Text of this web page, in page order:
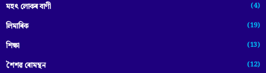
মহৎ লোকৰ বাণী (4)
লিমাৰিক (19)
শিক্ষা (13)
শৈশৱ ৰোমন্থন (12)